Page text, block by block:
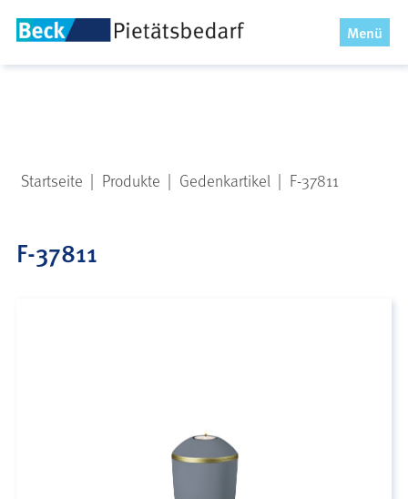
Menü
x
Startseite | Produkte | Gedenkartikel | F-37811
F-37811